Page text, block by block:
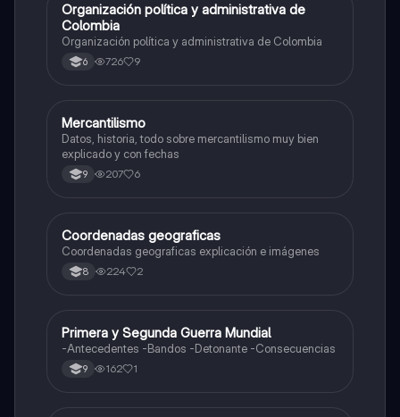
Sociales/Historia
Organización política y administrativa de
Colombia
Organización política y administrativa de Colombia
6 726 9
Sociales/Historia
Mercantilismo
Datos, historia, todo sobre mercantilismo muy bien
explicado y con fechas
9 207 6
Sociales/Historia
Coordenadas geograficas
Coordenadas geograficas explicación e imágenes
8 224 2
Sociales/Historia
Primera y Segunda Guerra Mundial
-Antecedentes -Bandos -Detonante -Consecuencias
9 162 1